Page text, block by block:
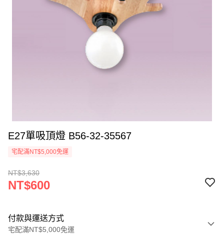
E27單吸頂燈 B56-32-35567
宅配滿NT$5,000免運
NT$3,630
NT$600
付款與運送方式
宅配滿NT$5,000免運